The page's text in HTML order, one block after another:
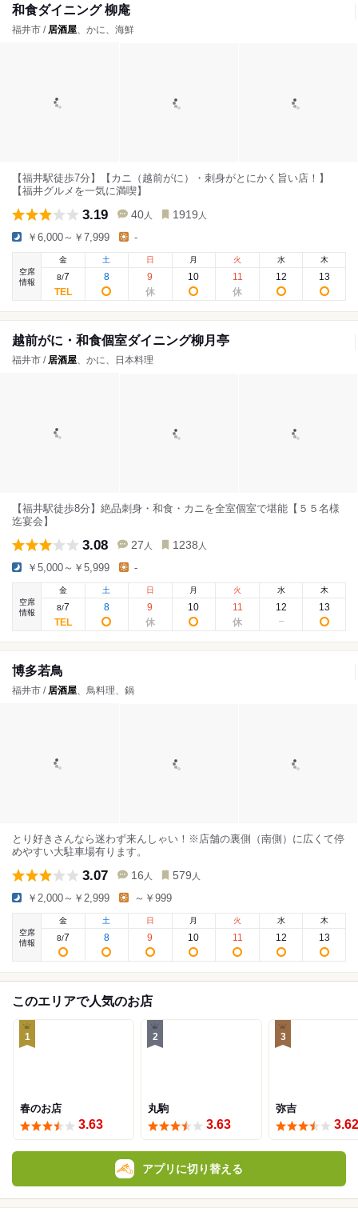
和食ダイニング 柳庵
福井市 / 居酒屋、かに、海鮮
【福井駅徒歩7分】【カニ（越前がに）・刺身がとにかく旨い店！】
【福井グルメを一気に満喫】
3.19 40 人 1919 人
￥6,000～￥7,999 -
空席
情報
金
8/7
土
8
日
9
月
10
火
11
水
12
木
13
越前がに・和食個室ダイニング柳月亭
福井市 / 居酒屋、かに、日本料理
【福井駅徒歩8分】絶品刺身・和食・カニを全室個室で堪能【５５名様
迄宴会】
3.08 27 人 1238 人
￥5,000～￥5,999 -
空席
情報
金
8/7
土
8
日
9
月
10
火
11
水
12
木
13
博多若鳥
福井市 / 居酒屋、鳥料理、鍋
とり好きさんなら迷わず来んしゃい！※店舗の裏側（南側）に広くて停
めやすい大駐車場有ります。
3.07 16 人 579 人
￥2,000～￥2,999 ～￥999
空席
情報
金
8/7
土
8
日
9
月
10
火
11
水
12
木
13
このエリアで人気のお店
1
春のお店
3.63
2
丸駒
3.63
3
弥吉
3.62
アプリに切り替える